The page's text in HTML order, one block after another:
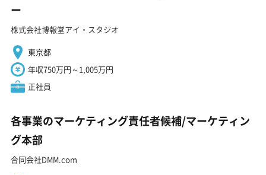
ー
株式会社博報堂アイ・スタジオ
東京都
年収750万円～1,005万円
正社員
各事業のマーケティング責任者候補/マーケティン
グ本部
合同会社DMM.com